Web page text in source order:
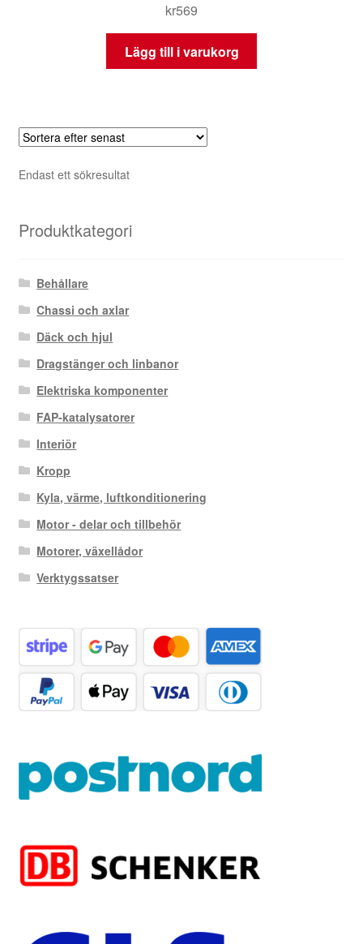
kr569
Lägg till i varukorg
Endast ett sökresultat
Produktkategori
Behållare
Chassi och axlar
Däck och hjul
Dragstänger och linbanor
Elektriska komponenter
FAP-katalysatorer
Interiör
Kropp
Kyla, värme, luftkonditionering
Motor - delar och tillbehör
Motorer, växellådor
Verktygssatser